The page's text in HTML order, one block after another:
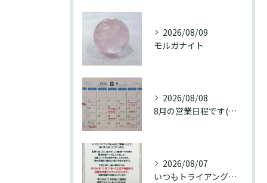
2026/08/09
モルガナイト
2026/08/08
8月の営業日程です(訂正分)☺️
2026/08/07
いつもトライアングル大名をご愛顧頂き誠にありがとうございます...